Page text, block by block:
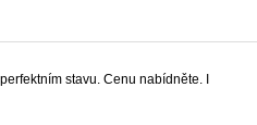
stavu. Cenu nabídněte. I